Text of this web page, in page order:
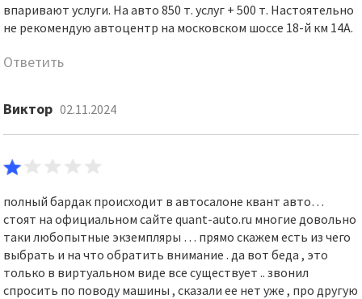
впаривают услуги. На авто 850 т. услуг + 500 т. Настоятельно
не рекомендую автоцентр на московском шоссе 18-й км 14А.
Ответить
Виктор 02.11.2024
полный бардак происходит в автосалоне квант авто…
стоят на официальном сайте quant-auto.ru многие довольно
таки любопытные экземпляры … прямо скажем есть из чего
выбрать и на что обратить внимание . да вот беда , это
только в виртуальном виде все существует .. звонил
спросить по поводу машины , сказали ее нет уже , про другую